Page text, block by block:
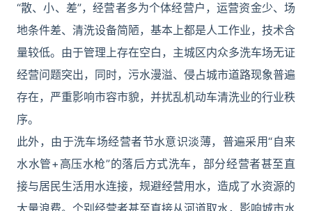
“散、小、差”，经营者多为个体经营户，运营资金少、场
地条件差、清洗设备简陋，基本上都是人工作业，技术含
量较低。由于管理上存在空白，主城区内众多洗车场无证
经营问题突出，同时，污水漫溢、侵占城市道路现象普遍
存在，严重影响市容市貌，并扰乱机动车清洗业的行业秩
序。
此外，由于洗车场经营者节水意识淡薄，普遍采用“自来
水水管+高压水枪”的落后方式洗车，部分经营者甚至直
接与居民生活用水连接，规避经营用水，造成了水资源的
大量浪费。个别经营者甚至直接从河道取水，影响城市水